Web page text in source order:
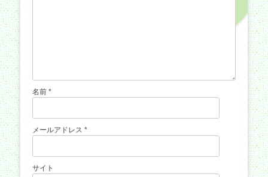
名前 *
メールアドレス *
サイト